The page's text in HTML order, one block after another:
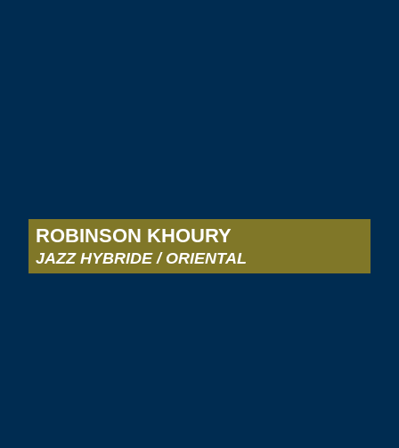
ROBINSON KHOURY
JAZZ HYBRIDE / ORIENTAL